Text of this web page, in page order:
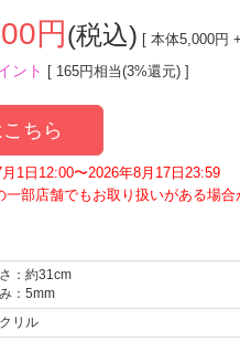
円 (税込) [ 本体5,000円
ント [ 165円相当(3%還元) ]
ちら
1日12:00〜2026年8月17日23:59
部店舗でもお取り扱いがある場合
：約31cm
：5mm
リル